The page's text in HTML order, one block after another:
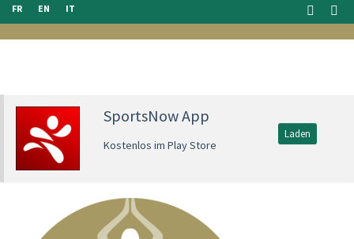
FR EN IT
SportsNow App
Kostenlos im Play Store
Laden